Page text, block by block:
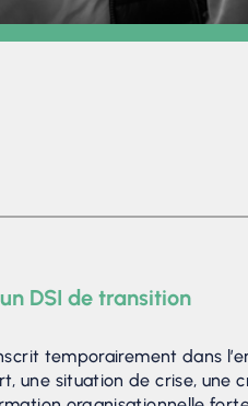
DSI de transition
temporairement dans
une situation de crise, une